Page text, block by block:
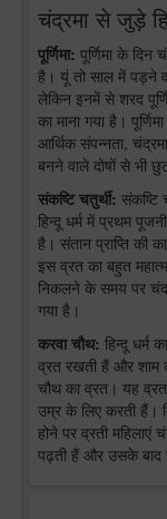
चंद्रमा से जुड़े
पूर्णिमा: पूर्णिमा के दिन
है। यूं तो साल में पड़ने
लेकिन इनमें से शरद
का माना गया है।
आर्थिक संपन्नता,
बनने वाले दोषों से भी
संकष्टि चतुर्थी: संकष्टि
हिन्दू धर्म में प्रथम
है। संतान प्राप्ति की
इस व्रत का बहुत
निकलने के समय पर
गया है।
करवा चौथ: हिन्दू धर्म
व्रत रखती हैं और शाम
चौथ का व्रत। यह व्रत
उम्र के लिए करती हैं।
होने पर व्रती
पढ़ती हैं और उसके बाद